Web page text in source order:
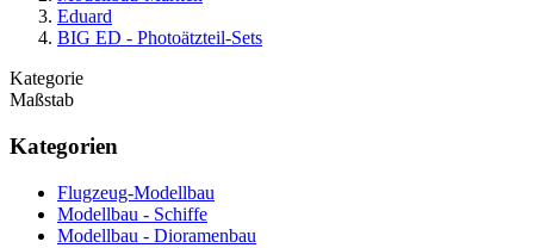
Eduard
BIG ED - Photoätzteil-Sets
Kategorie
Maßstab
Kategorien
Flugzeug-Modellbau
Modellbau - Schiffe
Modellbau - Dioramenbau